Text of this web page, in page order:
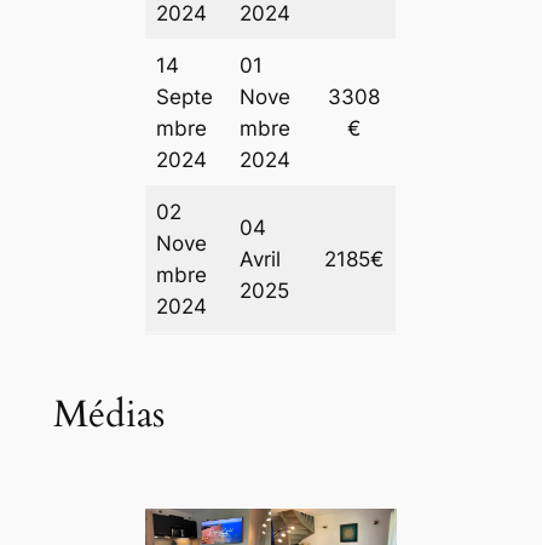
2024
2024
14
Septe
mbre
2024
01
Nove
mbre
2024
3308
€
02
Nove
mbre
2024
04
Avril
2025
2185€
Médias